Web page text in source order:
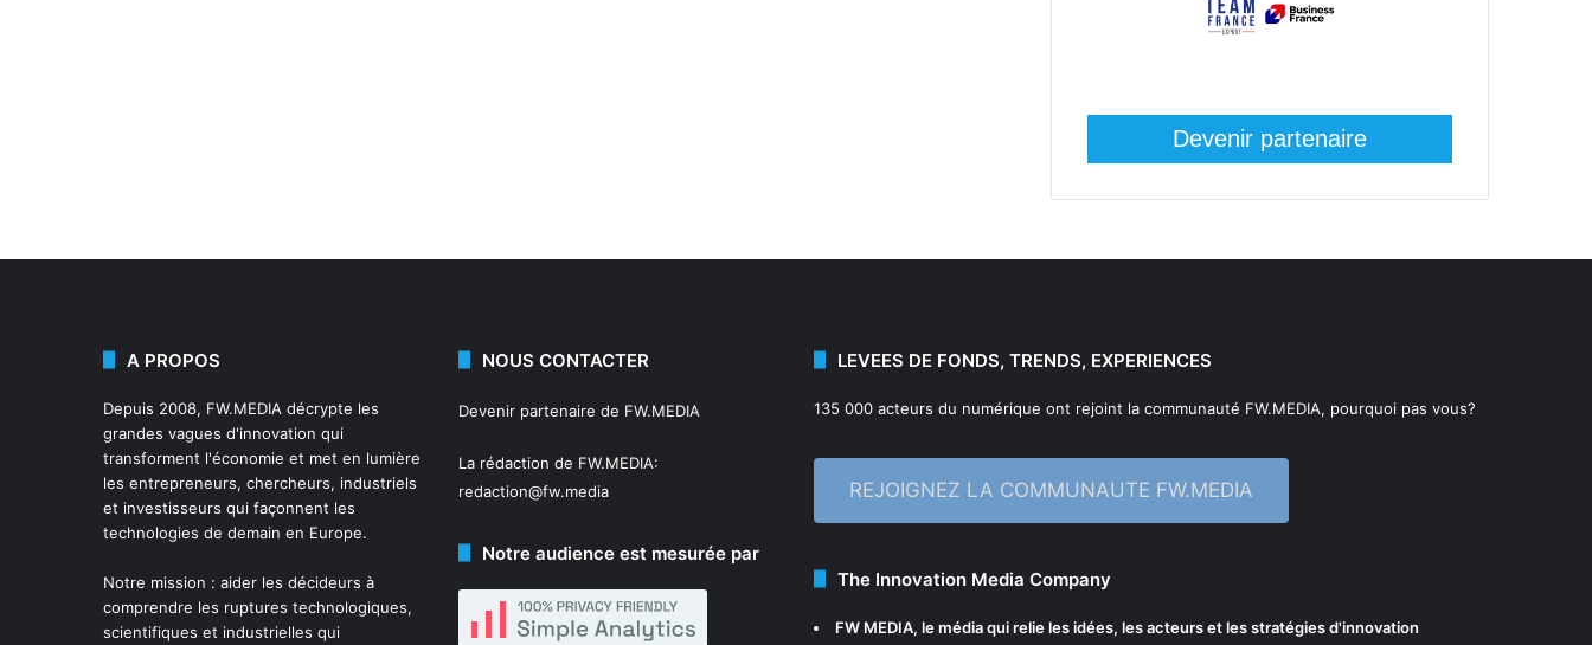
Devenir partenaire
A PROPOS
Depuis 2008, FW.MEDIA décrypte les
grandes vagues d'innovation qui
transforment l'économie et met en lumière
les entrepreneurs, chercheurs, industriels
et investisseurs qui façonnent les
technologies de demain en Europe.
Notre mission : aider les décideurs à
comprendre les ruptures technologiques,
scientifiques et industrielles qui
NOUS CONTACTER
Devenir partenaire de FW.MEDIA
La rédaction de FW.MEDIA:
redaction@fw.media
Notre audience est mesurée par
LEVEES DE FONDS, TRENDS, EXPERIENCES
135 000 acteurs du numérique ont rejoint la communauté FW.MEDIA, pourquoi pas vous?
REJOIGNEZ LA COMMUNAUTE FW.MEDIA
The Innovation Media Company
FW MEDIA, le média qui relie les idées, les acteurs et les stratégies d'innovation